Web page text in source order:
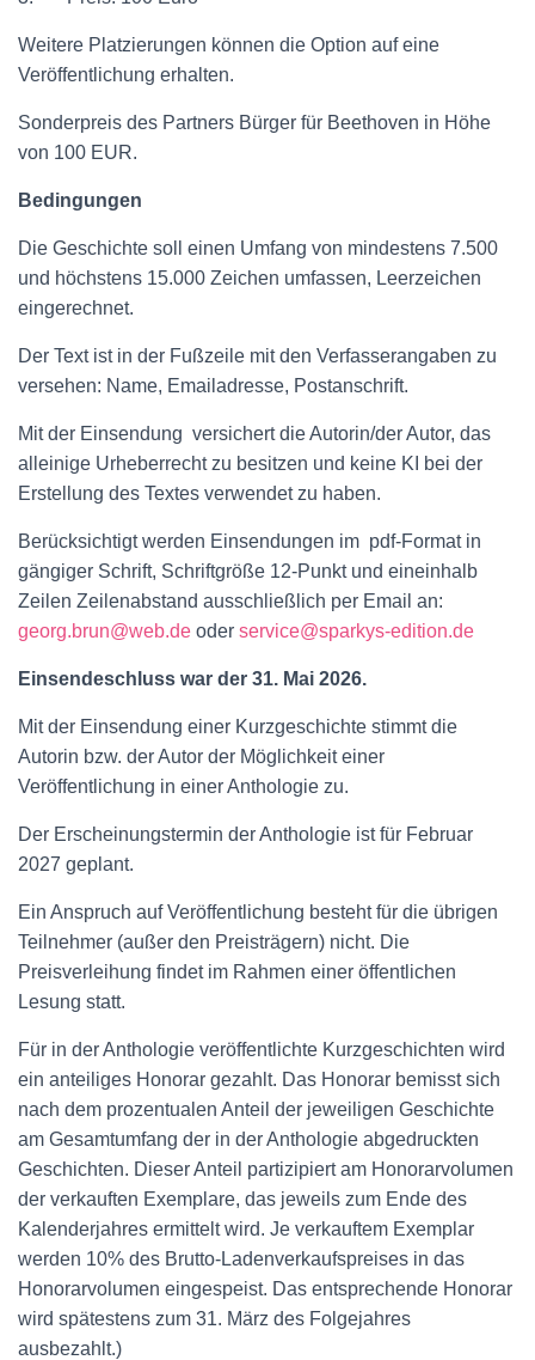
Weitere Platzierungen können die Option auf eine
Veröffentlichung erhalten.
Sonderpreis des Partners Bürger für Beethoven in Höhe
von 100 EUR.
Bedingungen
Die Geschichte soll einen Umfang von mindestens 7.500
und höchstens 15.000 Zeichen umfassen, Leerzeichen
eingerechnet.
Der Text ist in der Fußzeile mit den Verfasserangaben zu
versehen: Name, Emailadresse, Postanschrift.
Mit der Einsendung versichert die Autorin/der Autor, das
alleinige Urheberrecht zu besitzen und keine KI bei der
Erstellung des Textes verwendet zu haben.
Berücksichtigt werden Einsendungen im pdf-Format in
gängiger Schrift, Schriftgröße 12-Punkt und eineinhalb
Zeilen Zeilenabstand ausschließlich per Email an:
georg.brun@web.de oder service@sparkys-edition.de
Einsendeschluss war der 31. Mai 2026.
Mit der Einsendung einer Kurzgeschichte stimmt die
Autorin bzw. der Autor der Möglichkeit einer
Veröffentlichung in einer Anthologie zu.
Der Erscheinungstermin der Anthologie ist für Februar
2027 geplant.
Ein Anspruch auf Veröffentlichung besteht für die übrigen
Teilnehmer (außer den Preisträgern) nicht. Die
Preisverleihung findet im Rahmen einer öffentlichen
Lesung statt.
Für in der Anthologie veröffentlichte Kurzgeschichten wird
ein anteiliges Honorar gezahlt. Das Honorar bemisst sich
nach dem prozentualen Anteil der jeweiligen Geschichte
am Gesamtumfang der in der Anthologie abgedruckten
Geschichten. Dieser Anteil partizipiert am Honorarvolumen
der verkauften Exemplare, das jeweils zum Ende des
Kalenderjahres ermittelt wird. Je verkauftem Exemplar
werden 10% des Brutto-Ladenverkaufspreises in das
Honorarvolumen eingespeist. Das entsprechende Honorar
wird spätestens zum 31. März des Folgejahres
ausbezahlt.)